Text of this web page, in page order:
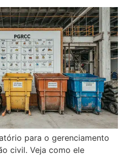
para o gerenciamento
civil. Veja como ele